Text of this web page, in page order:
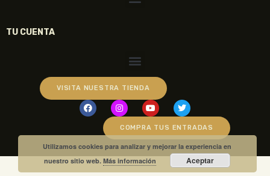
TU CUENTA
VISITA NUESTRA TIENDA
COMPRA TUS ENTRADAS
Utilizamos cookies para analizar y mejorar la experiencia en
nuestro sitio web.Más información Aceptar